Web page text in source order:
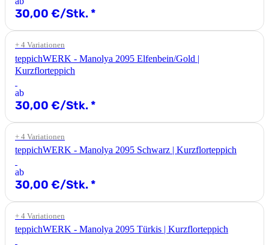
30,00 €/Stk. *
+ 4 Variationen
teppichWERK - Manolya 2095 Elfenbein/Gold |
Kurzflorteppich
ab
30,00 €/Stk. *
+ 4 Variationen
teppichWERK - Manolya 2095 Schwarz | Kurzflorteppich
ab
30,00 €/Stk. *
+ 4 Variationen
teppichWERK - Manolya 2095 Türkis | Kurzflorteppich